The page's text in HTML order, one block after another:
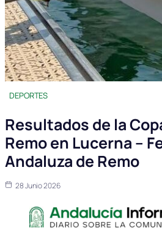
DEPORTES
Resultados de la
Remo en Lucerna –
Andaluza de Remo
28 Junio 2026